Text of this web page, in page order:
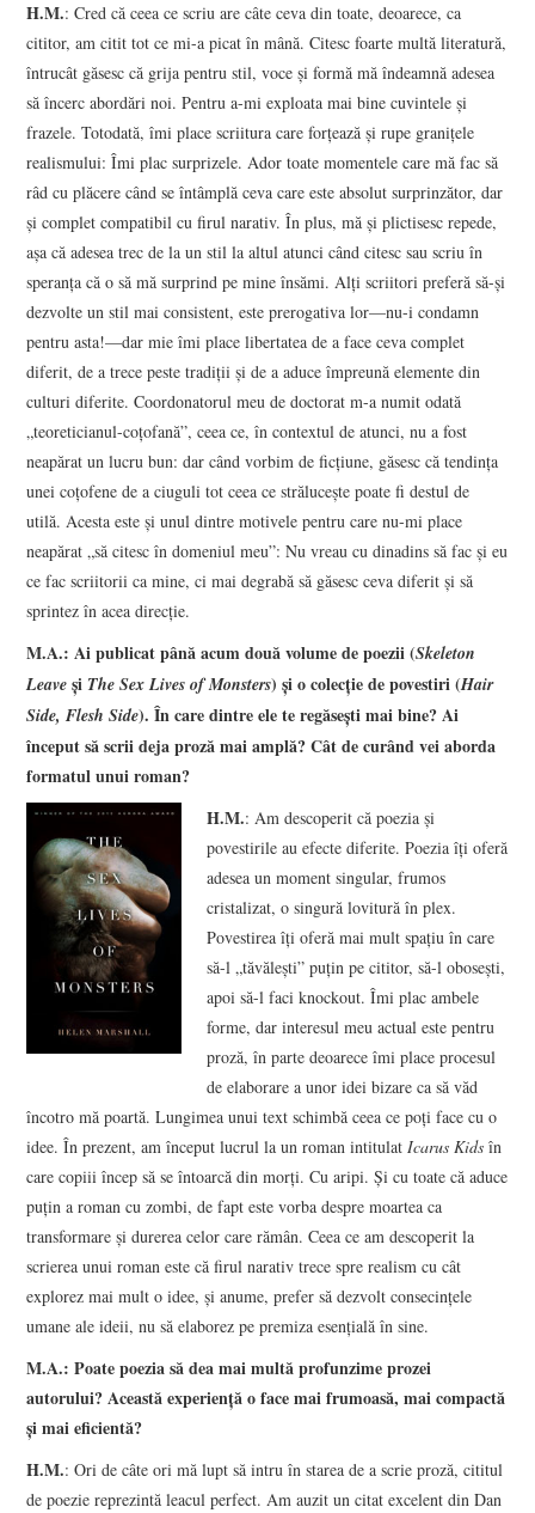
H.M.: Cred că ceea ce scriu are câte ceva din toate, deoarece, ca
cititor, am citit tot ce mi-a picat în mână. Citesc foarte multă literatură,
întrucât găsesc că grija pentru stil, voce şi formă mă îndeamnă adesea
să încerc abordări noi. Pentru a-mi exploata mai bine cuvintele şi
frazele. Totodată, îmi place scriitura care forţează şi rupe graniţele
realismului: Îmi plac surprizele. Ador toate momentele care mă fac să
râd cu plăcere când se întâmplă ceva care este absolut surprinzător, dar
şi complet compatibil cu firul narativ. În plus, mă şi plictisesc repede,
aşa că adesea trec de la un stil la altul atunci când citesc sau scriu în
speranţa că o să mă surprind pe mine însămi. Alţi scriitori preferă să-şi
dezvolte un stil mai consistent, este prerogativa lor—nu-i condamn
pentru asta!—dar mie îmi place libertatea de a face ceva complet
diferit, de a trece peste tradiţii şi de a aduce împreună elemente din
culturi diferite. Coordonatorul meu de doctorat m-a numit odată
„teoreticianul-coţofană”, ceea ce, în contextul de atunci, nu a fost
neapărat un lucru bun: dar când vorbim de ficţiune, găsesc că tendinţa
unei coţofene de a ciuguli tot ceea ce străluceşte poate fi destul de
utilă. Acesta este şi unul dintre motivele pentru care nu-mi place
neapărat „să citesc în domeniul meu”: Nu vreau cu dinadins să fac şi eu
ce fac scriitorii ca mine, ci mai degrabă să găsesc ceva diferit şi să
sprintez în acea direcţie.
M.A.: Ai publicat până acum două volume de poezii (Skeleton
Leave şi The Sex Lives of Monsters) şi o colecţie de povestiri (Hair
Side, Flesh Side). În care dintre ele te regăseşti mai bine? Ai
început să scrii deja proză mai amplă? Cât de curând vei aborda
formatul unui roman?
H.M.: Am descoperit că poezia şi
povestirile au efecte diferite. Poezia îţi oferă
adesea un moment singular, frumos
cristalizat, o singură lovitură în plex.
Povestirea îţi oferă mai mult spaţiu în care
să-l „tăvăleşti” puţin pe cititor, să-l oboseşti,
apoi să-l faci knockout. Îmi plac ambele
forme, dar interesul meu actual este pentru
proză, în parte deoarece îmi place procesul
de elaborare a unor idei bizare ca să văd
încotro mă poartă. Lungimea unui text schimbă ceea ce poţi face cu o
idee. În prezent, am început lucrul la un roman intitulatIcarus Kids în
care copiii încep să se întoarcă din morţi. Cu aripi. Şi cu toate că aduce
puţin a roman cu zombi, de fapt este vorba despre moartea ca
transformare şi durerea celor care rămân. Ceea ce am descoperit la
scrierea unui roman este că firul narativ trece spre realism cu cât
explorez mai mult o idee, şi anume, prefer să dezvolt consecinţele
umane ale ideii, nu să elaborez pe premiza esenţială în sine.
M.A.: Poate poezia să dea mai multă profunzime prozei
autorului? Această experienţă o face mai frumoasă, mai compactă
şi mai eficientă?
H.M.: Ori de câte ori mă lupt să intru în starea de a scrie proză, cititul
de poezie reprezintă leacul perfect. Am auzit un citat excelent din Dan